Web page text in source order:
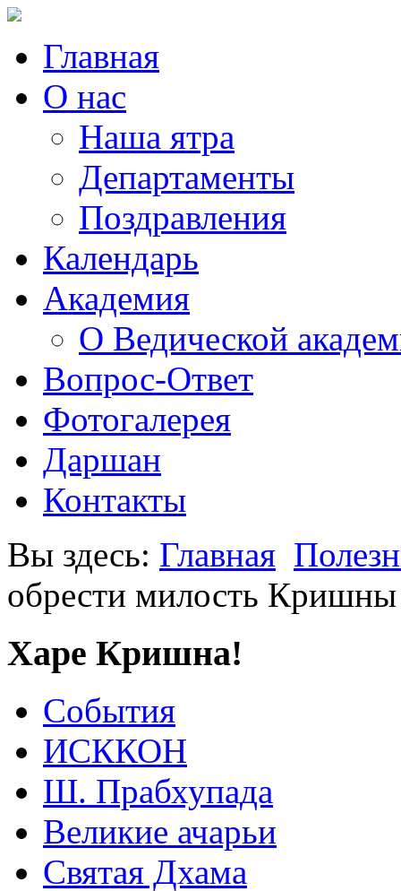
Главная
О нас
Наша ятра
Департаменты
Поздравления
Календарь
Академия
О Ведической
Вопрос-Ответ
Фотогалерея
Даршан
Контакты
Вы здесь: Главная
обрести милость Кришны
Харе Кришна!
События
ИСККОН
Ш. Прабхупада
Великие ачарьи
Святая Дхама